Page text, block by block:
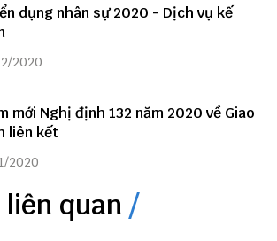
dụng nhân sự 2020 - Dịch vụ kế
2020
mới Nghị định 132 năm 2020 về Giao
liên kết
2020
quan